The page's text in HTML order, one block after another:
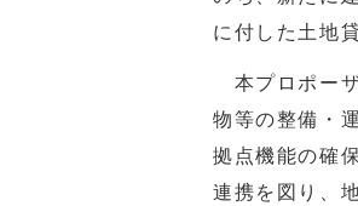
に付した土地
本プロポー
物等の整備・
拠点機能の確
連携を図り、